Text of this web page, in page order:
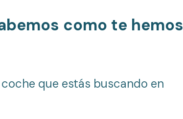
como te hemos
que estás buscando en